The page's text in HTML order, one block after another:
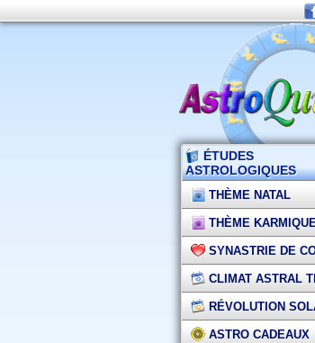
ÉTUDES
ASTROLOGIQUES
THÈME NATAL
THÈME
SYNASTRIE DE
CLIMAT ASTRAL
RÉVOLUTION
ASTRO CADEAUX